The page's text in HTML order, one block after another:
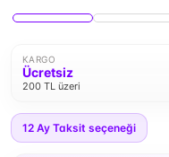
KARGO
Ücretsiz
200 TL üzeri
12 Ay Taksit seçeneği